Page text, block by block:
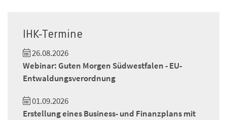
IHK-Termine
26.08.2026
Webinar: Guten Morgen Südwestfalen - EU-
Entwaldungsverordnung
01.09.2026
Erstellung eines Business- und Finanzplans mit